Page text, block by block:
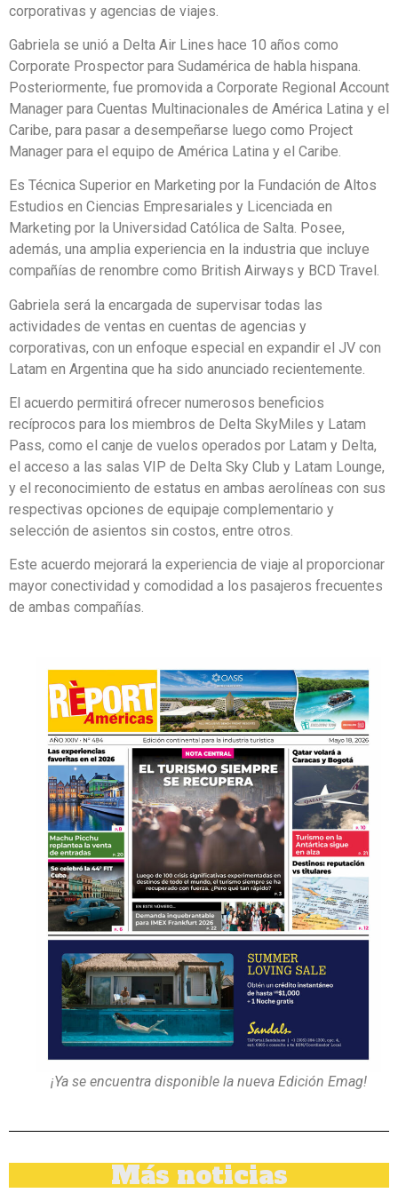
corporativas y agencias de viajes.
Gabriela se unió a Delta Air Lines hace 10 años como
Corporate Prospector para Sudamérica de habla hispana.
Posteriormente, fue promovida a Corporate Regional Account
Manager para Cuentas Multinacionales de América Latina y el
Caribe, para pasar a desempeñarse luego como Project
Manager para el equipo de América Latina y el Caribe.
Es Técnica Superior en Marketing por la Fundación de Altos
Estudios en Ciencias Empresariales y Licenciada en
Marketing por la Universidad Católica de Salta. Posee,
además, una amplia experiencia en la industria que incluye
compañías de renombre como British Airways y BCD Travel.
Gabriela será la encargada de supervisar todas las
actividades de ventas en cuentas de agencias y
corporativas, con un enfoque especial en expandir el JV con
Latam en Argentina que ha sido anunciado recientemente.
El acuerdo permitirá ofrecer numerosos beneficios
recíprocos para los miembros de Delta SkyMiles y Latam
Pass, como el canje de vuelos operados por Latam y Delta,
el acceso a las salas VIP de Delta Sky Club y Latam Lounge,
y el reconocimiento de estatus en ambas aerolíneas con sus
respectivas opciones de equipaje complementario y
selección de asientos sin costos, entre otros.
Este acuerdo mejorará la experiencia de viaje al proporcionar
mayor conectividad y comodidad a los pasajeros frecuentes
de ambas compañías.
¡Ya se encuentra disponible la nueva Edición Emag!
Más noticias